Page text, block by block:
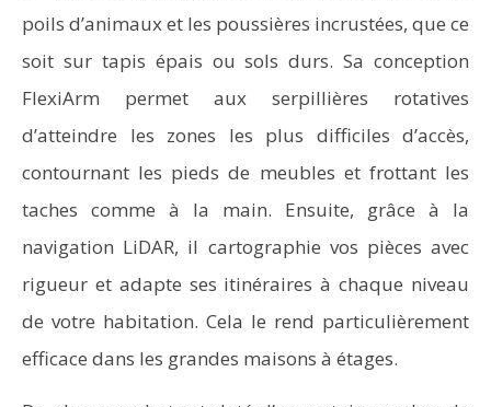
poils d’animaux et les poussières incrustées, que ce
soit sur tapis épais ou sols durs. Sa conception
FlexiArm permet aux serpillières rotatives
d’atteindre les zones les plus difficiles d’accès,
contournant les pieds de meubles et frottant les
taches comme à la main. Ensuite, grâce à la
navigation LiDAR, il cartographie vos pièces avec
rigueur et adapte ses itinéraires à chaque niveau
de votre habitation. Cela le rend particulièrement
efficace dans les grandes maisons à étages.